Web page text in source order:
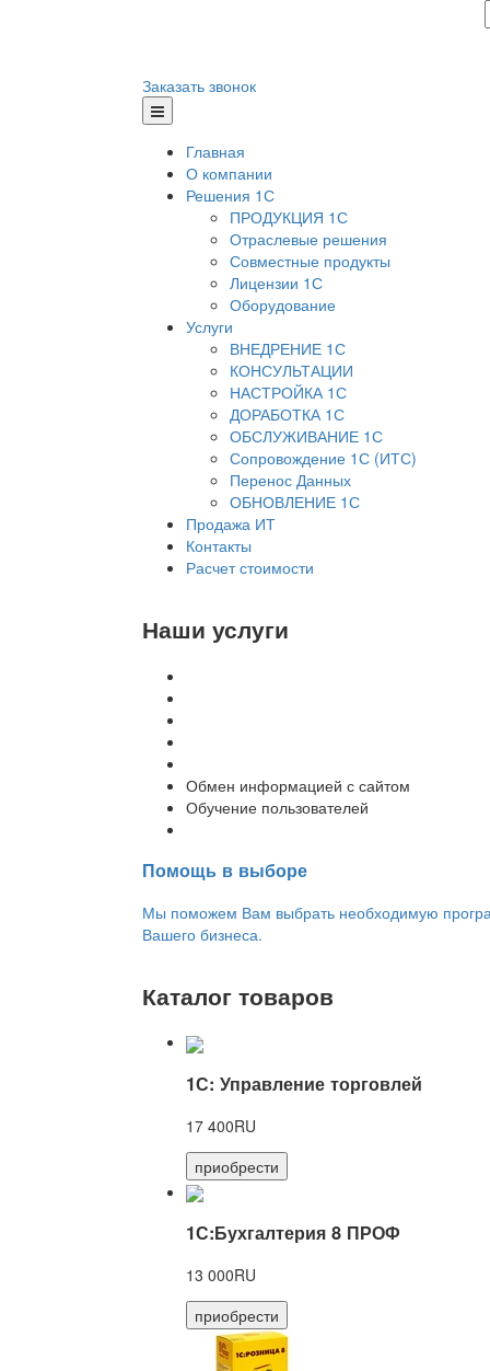
Заказать звонок
Главная
О компании
Решения 1С
ПРОДУКЦИЯ 1С
Отраслевые решения
Совместные продукты
Лицензии 1С
Оборудование
Услуги
ВНЕДРЕНИЕ 1С
КОНСУЛЬТАЦИИ
НАСТРОЙКА 1С
ДОРАБОТКА 1С
ОБСЛУЖИВАНИЕ 1С
Сопровождение 1С (ИТС)
Перенос Данных
ОБНОВЛЕНИЕ 1С
Продажа ИТ
Контакты
Расчет стоимости
Наши услуги
Обмен информацией с сайтом
Обучение пользователей
Помощь в выборе
Мы поможем Вам выбрать необходимую
Вашего бизнеса.
Каталог товаров
1С: Управление торговлей
17 400RU
приобрести
1С:Бухгалтерия 8 ПРОФ
13 000RU
приобрести